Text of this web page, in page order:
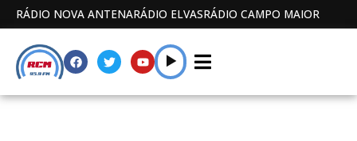
RÁDIO NOVA ANTENARÁDIO ELVASRÁDIO CAMPO MAIOR